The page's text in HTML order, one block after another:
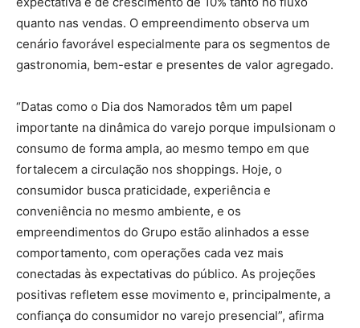
quanto nas vendas. O empreendimento observa um
cenário favorável especialmente para os segmentos de
gastronomia, bem-estar e presentes de valor agregado.
“Datas como o Dia dos Namorados têm um papel
importante na dinâmica do varejo porque impulsionam o
consumo de forma ampla, ao mesmo tempo em que
fortalecem a circulação nos shoppings. Hoje, o
consumidor busca praticidade, experiência e
conveniência no mesmo ambiente, e os
empreendimentos do Grupo estão alinhados a esse
comportamento, com operações cada vez mais
conectadas às expectativas do público. As projeções
positivas refletem esse movimento e, principalmente, a
confiança do consumidor no varejo presencial”, afirma